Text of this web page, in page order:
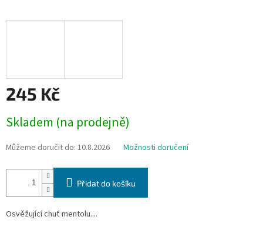
245 Kč
cena:
Skladem (na prodejně)
Můžeme doručit do: 10.8.2026 Možnosti doručení
Přidat do košíku
Osvěžující chuť mentolu....